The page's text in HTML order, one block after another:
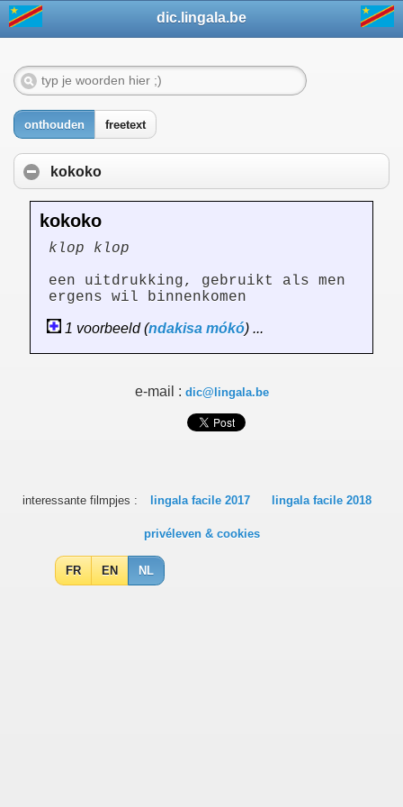
dic.lingala.be
onthouden freetext
kokoko
kokoko
klop klop
een uitdrukking, gebruikt als men
ergens wil binnenkomen
1 voorbeeld (ndakisa mókó) ...
e-mail : dic@lingala.be
interessante filmpjes : lingala facile 2017 lingala facile 2018
privéleven & cookies
FR EN NL